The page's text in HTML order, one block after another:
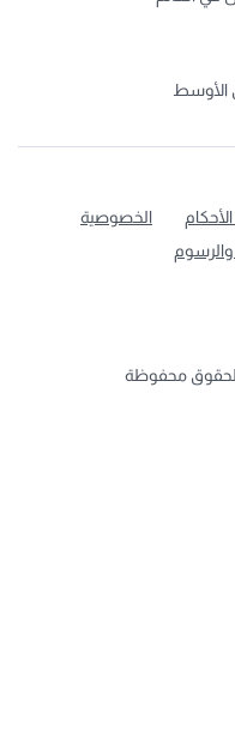
الخصوصية
والرسوم
محفوظة